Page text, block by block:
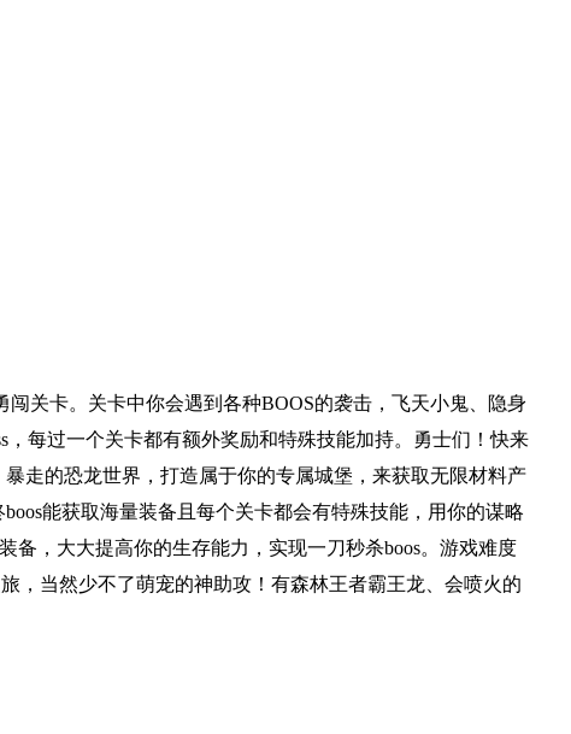
关卡。关卡中你会遇到各种BOOS的袭击，飞天小鬼、隐身
每过一个关卡都有额外奖励和特殊技能加持。勇士们！快来
走的恐龙世界，打造属于你的专属城堡，来获取无限材料产
能获取海量装备且每个关卡都会有特殊技能，用你的谋略
备，大大提高你的生存能力，实现一刀秒杀boos。游戏难度
，当然少不了萌宠的神助攻！有森林王者霸王龙、会喷火的